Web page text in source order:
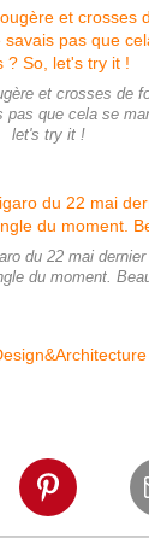
et crosses de
que cela se
let's try it !
du 22 mai
du moment.